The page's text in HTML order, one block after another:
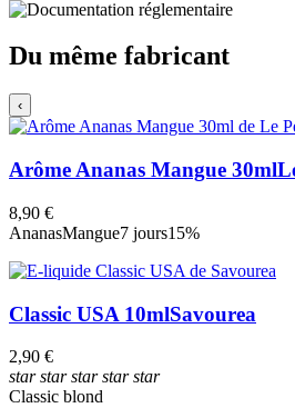
Du même fabricant
‹
Arôme Ananas Mangue 30ml
8,90 €
AnanasMangue7 jours15%
Classic USA 10mlSavourea
2,90 €
starstarstarstarstar
Classic blond